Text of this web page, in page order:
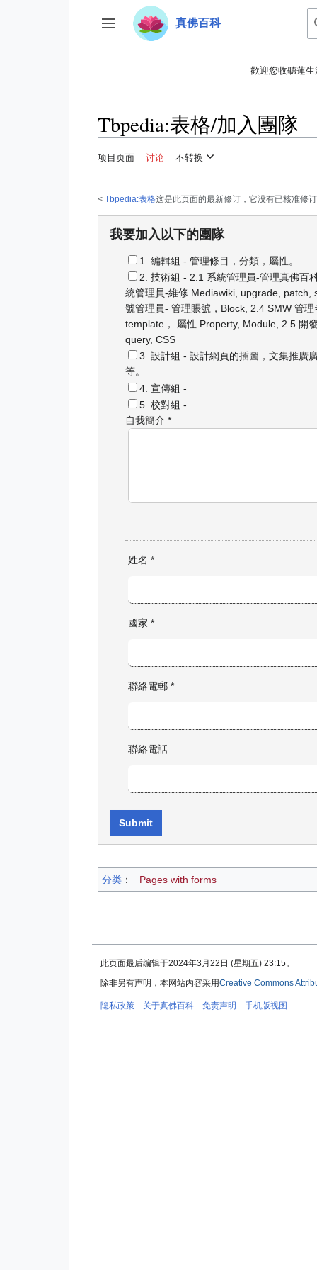
转开关侧边栏
真佛百科
歡迎您收聽蓮
Tbpedia:表格/加入團隊
项目页面 讨论 不转换
< Tbpedia:表格这是此页面的最新修订，它没有已核准修
我要加入以下的團隊
1. 編輯組 - 管理條目，分類，屬性。
2. 技術組 - 2.1 系統管理員-管理真佛百
統管理員-維修 Mediawiki, upgrade, patch,
號管理員- 管理賬號，Block, 2.4 SMW 管
template， 屬性 Property, Module, 2.5 開
query, CSS
3. 設計組 - 設計網頁的插圖，文集推廣
等。
4. 宣傳組 -
5. 校對組 -
自我簡介 *
姓名 *
國家 *
聯絡電郵 *
聯絡電話
分类 ：​ Pages with forms
此页面最后编辑于2024年3月22日 (星期五) 23:15。
除非另有声明，本网站内容采用Creative Commons
隐私政策 关于真佛百科 免责声明 手机版视图